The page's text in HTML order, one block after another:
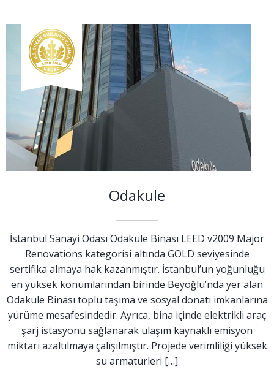
Odakule
İstanbul Sanayi Odası Odakule Binası LEED v2009 Major
Renovations kategorisi altında GOLD seviyesinde
sertifika almaya hak kazanmıştır. İstanbul’un yoğunluğu
en yüksek konumlarından birinde Beyoğlu’nda yer alan
Odakule Binası toplu taşıma ve sosyal donatı imkanlarına
yürüme mesafesindedir. Ayrıca, bina içinde elektrikli araç
şarj istasyonu sağlanarak ulaşım kaynaklı emisyon
miktarı azaltılmaya çalışılmıştır. Projede verimliliği yüksek
su armatürleri […]